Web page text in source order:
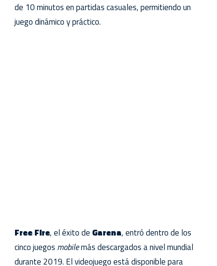
de 10 minutos en partidas casuales, permitiendo un
juego dinámico y práctico.
Free Fire, el éxito de Garena, entró dentro de los
cinco juegos mobilemás descargados a nivel mundial
durante 2019. El videojuego está disponible para